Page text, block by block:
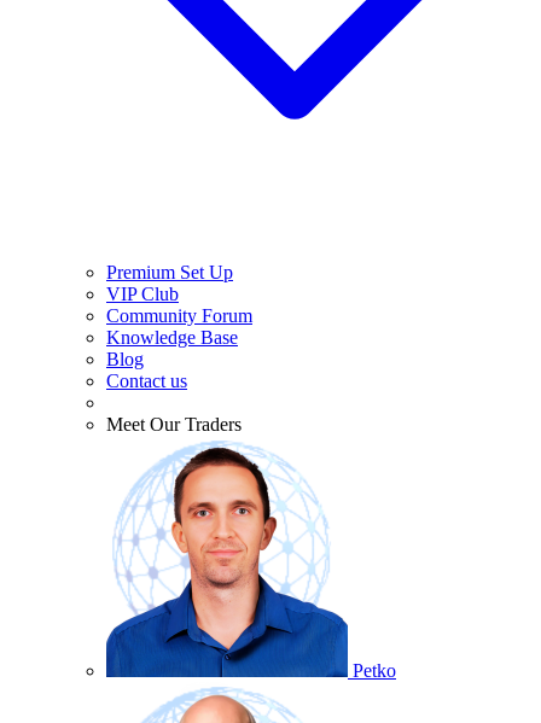
Premium Set Up
VIP Club
Community Forum
Knowledge Base
Blog
Contact us
Meet Our Traders
Petko